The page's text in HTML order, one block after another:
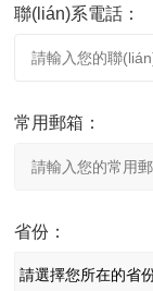
聯(lián)系電話：
常用郵箱：
省份：